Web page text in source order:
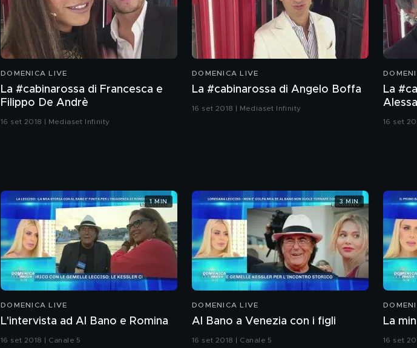
DOMENICA LIVE
La #cabinarossa di Francesca e
Filippo De Andrè
16 set 2018 | Mediaset Infinity
DOMENICA LIVE
La #cabinarossa di Angelo Boffa
16 set 2018 | Mediaset Infinity
La
16 set
DOMENICA LIVE
L'intervista ad Al Bano e Romina
16 set 2018 | Canale 5
1 MIN
DOMENICA LIVE
Al Bano a Venezia con i figli
16 set 2018 | Canale 5
3 MIN
La
16 set